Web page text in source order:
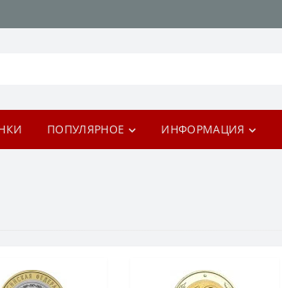
ПОПУЛЯРНОЕ ИНФОРМАЦИЯ